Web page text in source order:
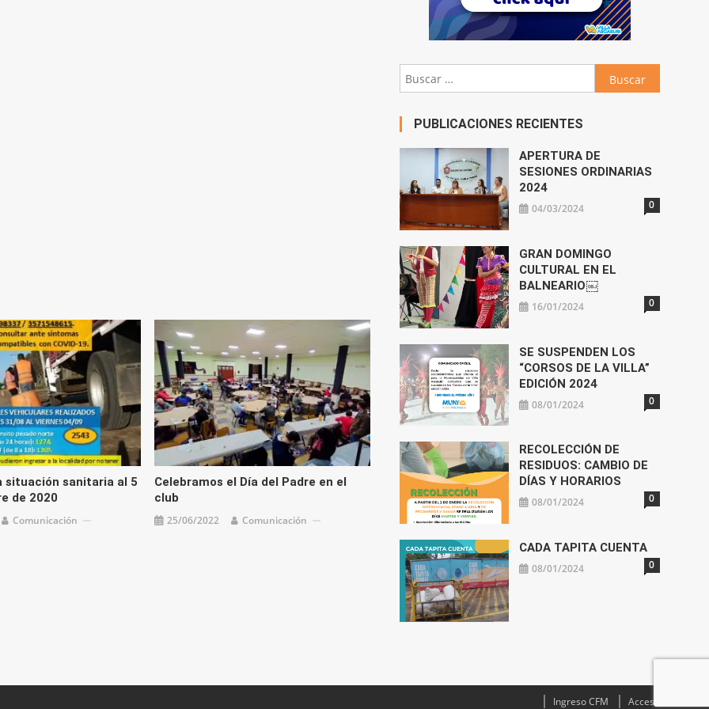
situación sanitaria al 5
de 2020
Comunicación
Celebramos el Día del Padre en el
club
25/06/2022 Comunicación
Buscar:
PUBLICACIONES RECIENTES
APERTURA DE
SESIONES ORDINARIAS
2024
04/03/2024 0
GRAN DOMINGO
CULTURAL EN EL
BALNEARIO￼
16/01/2024 0
SE SUSPENDEN LOS
“CORSOS DE LA VILLA”
EDICIÓN 2024
08/01/2024 0
RECOLECCIÓN DE
RESIDUOS: CAMBIO DE
DÍAS Y HORARIOS
08/01/2024 0
CADA TAPITA CUENTA
08/01/2024 0
Ingreso CFM Acceso